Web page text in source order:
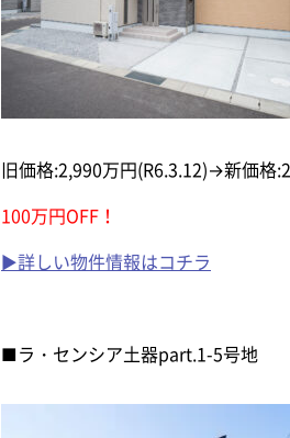
旧価格:2,990万円(R6.3.12)→新価格
100万円OFF！
▶詳しい物件情報はコチラ
■ラ・センシア土器part.1-5号地